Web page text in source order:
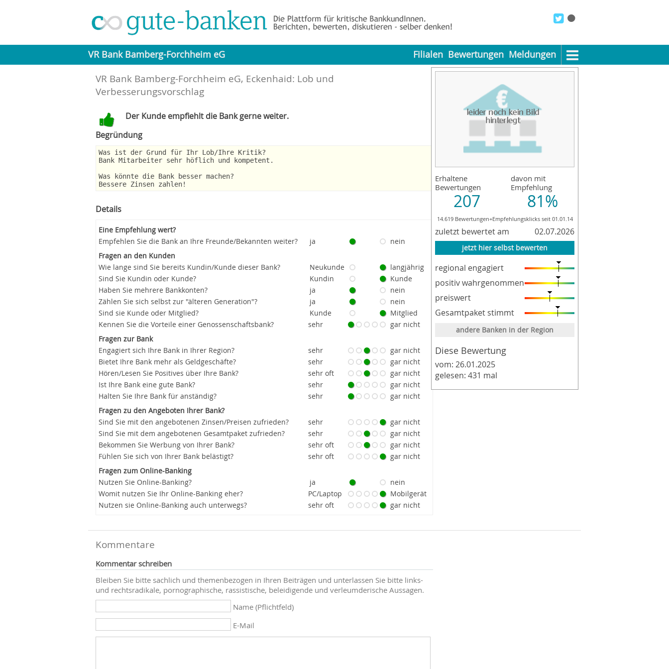
VR Bank Bamberg-Forchheim eG Filialen Bewertungen Meldungen
Erhaltene
Bewertungen
207
davon mit
Empfehlung
81%
14.619 Bewertungen+Empfehlungsklicks seit 01.01.14
zuletzt bewertet am 02.07.2026
jetzt hier selbst bewerten
regional engagiert
positiv wahrgenommen
preiswert
Gesamtpaket stimmt
andere Banken in der Region
Diese Bewertung
vom: 26.01.2025
gelesen: 431 mal
VR Bank Bamberg-Forchheim eG, Eckenhaid: Lob und
Verbesserungsvorschlag
Der Kunde empfiehlt die Bank gerne weiter.
Begründung
Was ist der Grund für Ihr Lob/Ihre Kritik?
Bank Mitarbeiter sehr höflich und kompetent.
Was könnte die Bank besser machen?
Bessere Zinsen zahlen!
Details
Eine Empfehlung wert?
Empfehlen Sie die Bank an Ihre Freunde/Bekannten weiter?
ja
nein
Fragen an den Kunden
Wie lange sind Sie bereits Kundin/Kunde dieser Bank?
Neukunde
langjährig
Sind Sie Kundin oder Kunde?
Kundin
Kunde
Haben Sie mehrere Bankkonten?
ja
nein
Zählen Sie sich selbst zur "älteren Generation"?
ja
nein
Sind sie Kunde oder Mitglied?
Kunde
Mitglied
Kennen Sie die Vorteile einer Genossenschaftsbank?
sehr
gar nicht
Fragen zur Bank
Engagiert sich Ihre Bank in Ihrer Region?
sehr
gar nicht
Bietet Ihre Bank mehr als Geldgeschäfte?
sehr
gar nicht
Hören/Lesen Sie Positives über Ihre Bank?
sehr oft
gar nicht
Ist Ihre Bank eine gute Bank?
sehr
gar nicht
Halten Sie Ihre Bank für anständig?
sehr
gar nicht
Fragen zu den Angeboten Ihrer Bank?
Sind Sie mit den angebotenen Zinsen/Preisen zufrieden?
sehr
gar nicht
Sind Sie mit dem angebotenen Gesamtpaket zufrieden?
sehr
gar nicht
Bekommen Sie Werbung von Ihrer Bank?
sehr oft
gar nicht
Fühlen Sie sich von Ihrer Bank belästigt?
sehr oft
gar nicht
Fragen zum Online-Banking
Nutzen Sie Online-Banking?
ja
nein
Womit nutzen Sie Ihr Online-Banking eher?
PC/Laptop
Mobilgerät
Nutzen sie Online-Banking auch unterwegs?
sehr oft gar nicht
Kommentare
Kommentar schreiben
Bleiben Sie bitte sachlich und themenbezogen in Ihren Beiträgen und unterlassen Sie bitte links-
und rechtsradikale, pornographische, rassistische, beleidigende und verleumderische Aussagen.
Name (Pflichtfeld)
E-Mail